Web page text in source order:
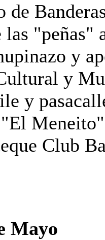
de
las "peñas"
y
y
y
Club
Mayo